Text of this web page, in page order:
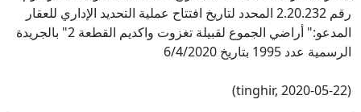
رقم 2.20.232 المحدد لتاريخ افتتاح عملية التحديد الإداري للعقار
المدعو:" أراضي الجموع لقبيلة تغزوت واكديم القطعة 2" بالجريدة
الرسمية عدد 1995 بتاريخ 6/4/2020
(tinghir, 2020-05-22)